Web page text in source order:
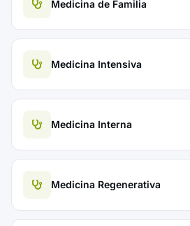
Medicina de Familia
Medicina Intensiva
Medicina Interna
Medicina Regenerativa